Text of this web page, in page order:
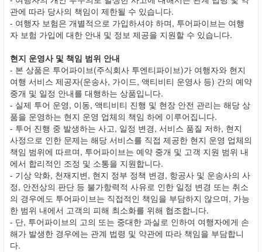
관에 따라 당사의 책임이 제한될 수 있습니다.
- 여행자 보험은 개별적으로 가입하셔야 하며, 투어파이브는 여행
자 보험 가입에 대한 안내 및 정보 제공을 지원할 수 있습니다.
현지 운영사 및 책임 범위 안내
- 본 상품은 투어파이브(주식회사 투엔티파이브)가 여행자와 현지
여행 서비스 제공자(운송사, 가이드, 액티비티 운영사 등) 간의 예약
중개 및 일정 안내를 대행하는 상품입니다.
- 실제 투어 운영, 이동, 액티비티 진행 및 현장 안전 관리는 해당 상
품을 운영하는 현지 운영 업체의 책임 하에 이루어집니다.
- 투어 진행 중 발생하는 사고, 일정 변경, 서비스 품질 저하, 현지
사정으로 인한 문제는 해당 서비스를 직접 제공한 현지 운영 업체의
책임 범위에 따르며, 투어파이브는 예약 중개 및 고객 지원 범위 내
에서 합리적인 조정 및 소통을 지원합니다.
- 기상 악화, 천재지변, 현지 정부 정책 변경, 항공사 및 운송사의 사
정, 안전상의 판단 등 불가항력적 사유로 인한 일정 변경 또는 취소
의 경우에도 투어파이브는 직접적인 책임을 부담하지 않으며, 가능
한 범위 내에서 고객의 피해 최소화를 위해 협조합니다.
- 단, 투어파이브의 고의 또는 중대한 과실로 인하여 여행자에게 손
해가 발생한 경우에는 관계 법령 및 약관에 따라 책임을 부담합니
다.